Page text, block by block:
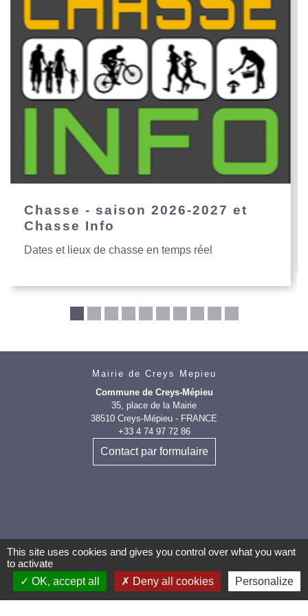
Chasse - saison 2026-2027 et
Chasse Info
Dates et lieux de chasse en temps réel
Mairie de Creys Mepieu
Commune de Creys-Mépieu
35, place de la Mairie
38510 Creys-Mépieu - FRANCE
+33 4 74 97 72 86
Contact par formulaire
Les labels et
applications
This site uses cookies and gives you control over what you want
to activate
OK, accept all
Deny all cookies Personalize